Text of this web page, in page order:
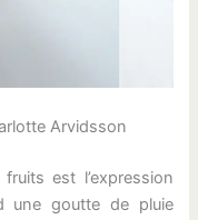
Arvidsson
est l’expression
une goutte de pluie